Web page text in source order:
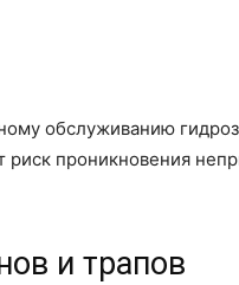
обслуживанию
проникновения
и трапов